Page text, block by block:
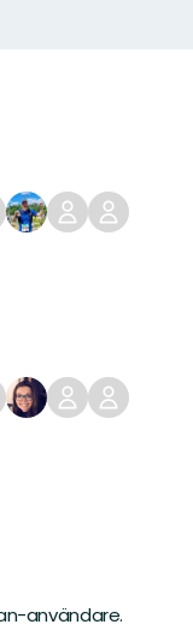
användare.